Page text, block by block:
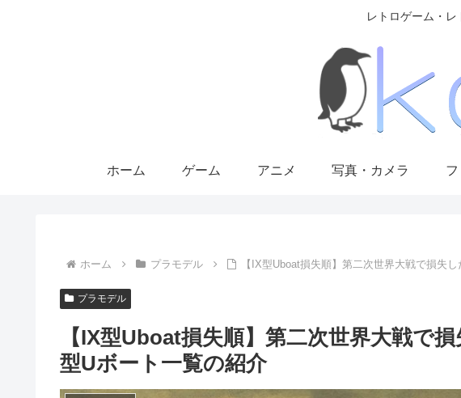
レトロゲーム・
ホーム ゲーム アニメ 写真・カメラ
ホーム プラモデル 【IX型Uboat損失順】第二次世界大戦で損失
プラモデル
【IX型Uboat損失順】第二次世界大戦で
型Uボート一覧の紹介